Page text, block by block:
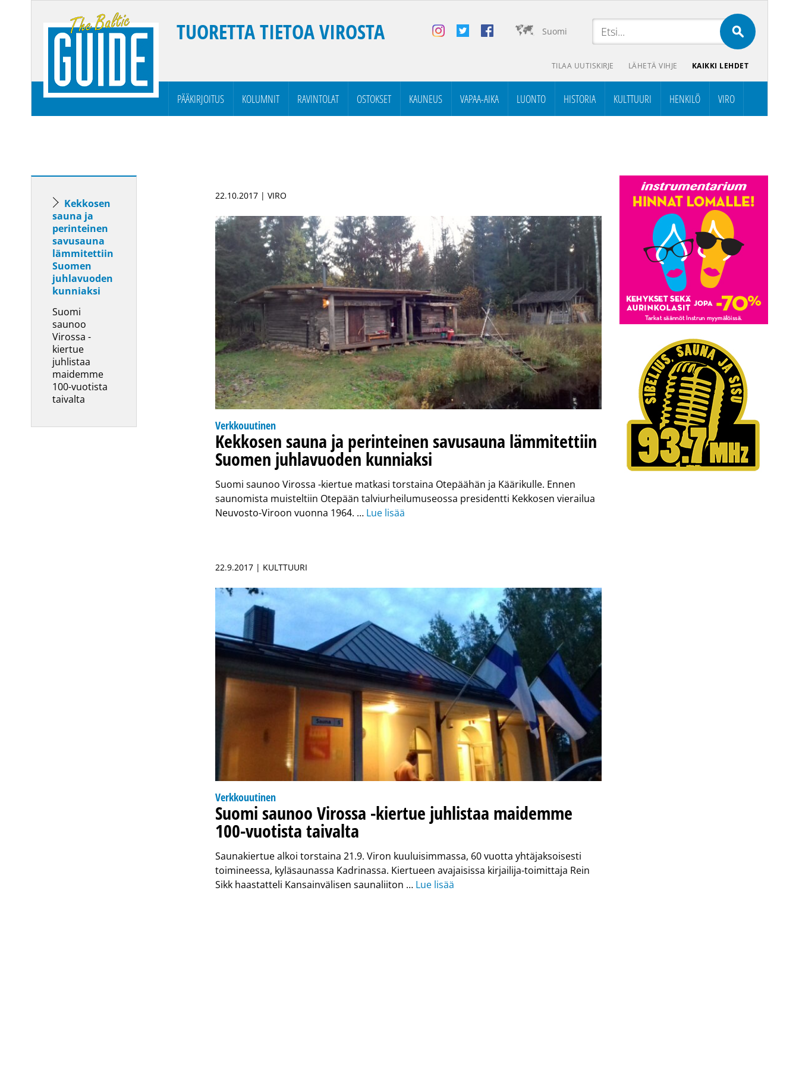
Suomi
TUORETTA TIETOA VIROSTA
TILAA UUTISKIRJE LÄHETÄ VIHJE KAIKKI LEHDET
PÄÄKIRJOITUS KOLUMNIT RAVINTOLAT OSTOKSET KAUNEUS VAPAA-AIKA LUONTO HISTORIA KULTTUURI HENKILÖ VIRO
Kekkosen
sauna ja
perinteinen
savusauna
lämmitettiin
Suomen
juhlavuoden
kunniaksi
Suomi
saunoo
Virossa -
kiertue
juhlistaa
maidemme
100-vuotista
taivalta
22.10.2017 | VIRO
Verkkouutinen
Kekkosen sauna ja perinteinen savusauna lämmitettiin
Suomen juhlavuoden kunniaksi
Suomi saunoo Virossa -kiertue matkasi torstaina Otepäähän ja Käärikulle. Ennen
saunomista muisteltiin Otepään talviurheilumuseossa presidentti Kekkosen vierailua
Neuvosto-Viroon vuonna 1964. … Lue lisää
22.9.2017 | KULTTUURI
Verkkouutinen
Suomi saunoo Virossa -kiertue juhlistaa maidemme
100-vuotista taivalta
Saunakiertue alkoi torstaina 21.9. Viron kuuluisimmassa, 60 vuotta yhtäjaksoisesti
toimineessa, kyläsaunassa Kadrinassa. Kiertueen avajaisissa kirjailija-toimittaja Rein
Sikk haastatteli Kansainvälisen saunaliiton … Lue lisää